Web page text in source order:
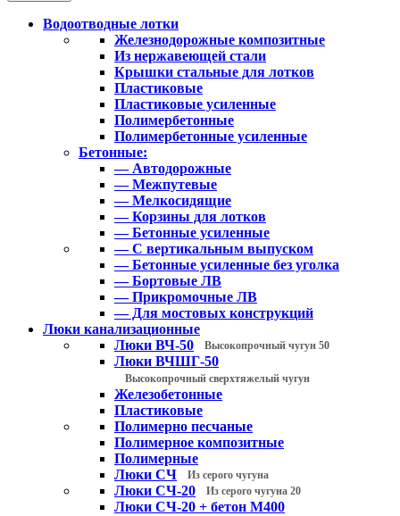
Водоотводные лотки
Железнодорожные композитные
Из нержавеющей стали
Крышки стальные для лотков
Пластиковые
Пластиковые усиленные
Полимербетонные
Полимербетонные усиленные
Бетонные:
— Автодорожные
— Межпутевые
— Мелкосидящие
— Корзины для лотков
— Бетонные усиленные
— С вертикальным выпуском
— Бетонные усиленные без уголка
— Бортовые ЛВ
— Прикромочные ЛВ
— Для мостовых конструкций
Люки канализационные
Люки ВЧ-50
Высокопрочный чугун 50
Люки ВЧШГ-50
Высокопрочный сверхтяжелый чугун
Железобетонные
Пластиковые
Полимерно песчаные
Полимерное композитные
Полимерные
Люки СЧ
Из серого чугуна
Люки СЧ-20 Из серого чугуна 20
Люки СЧ-20 + бетон М400